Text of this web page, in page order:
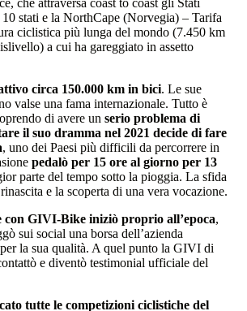
stati e la NorthCape (Norvegia) – Tarifa
ciclistica più lunga del mondo (7.450 km
a cui ha gareggiato in assetto
circa 150.000 km in bici. Le sue
valse una fama internazionale. Tutto è
di avere un serio problema di
il suo dramma nel 2021 decide di fare
, uno dei Paesi più difficili da percorrere in
pedalò per 15 ore al giorno per 13
parte del tempo sotto la pioggia. La sfida
e la scoperta di una vera vocazione.
con GIVI-Bike iniziò proprio all’epoca,
sui social una borsa dell’azienda
la sua qualità. A quel punto la GIVI di
e diventò testimonial ufficiale del
tutte le competizioni ciclistiche del